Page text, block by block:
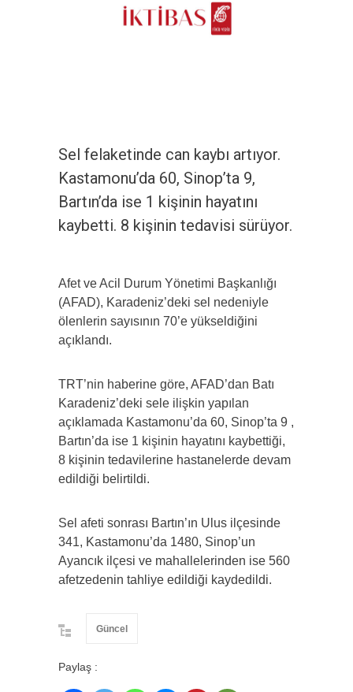
Sel felaketinde can kaybı artıyor.
Kastamonu’da 60, Sinop’ta 9,
Bartın’da ise 1 kişinin hayatını
kaybetti. 8 kişinin tedavisi sürüyor.
Afet ve Acil Durum Yönetimi Başkanlığı
(AFAD), Karadeniz’deki sel nedeniyle
ölenlerin sayısının 70’e yükseldiğini
açıklandı.
TRT’nin haberine göre, AFAD’dan Batı
Karadeniz’deki sele ilişkin yapılan
açıklamada Kastamonu’da 60, Sinop’ta 9 ,
Bartın’da ise 1 kişinin hayatını kaybettiği,
8 kişinin tedavilerine hastanelerde devam
edildiği belirtildi.
Sel afeti sonrası Bartın’ın Ulus ilçesinde
341, Kastamonu’da 1480, Sinop’un
Ayancık ilçesi ve mahallelerinden ise 560
afetzedenin tahliye edildiği kaydedildi.
Güncel
Paylaş :